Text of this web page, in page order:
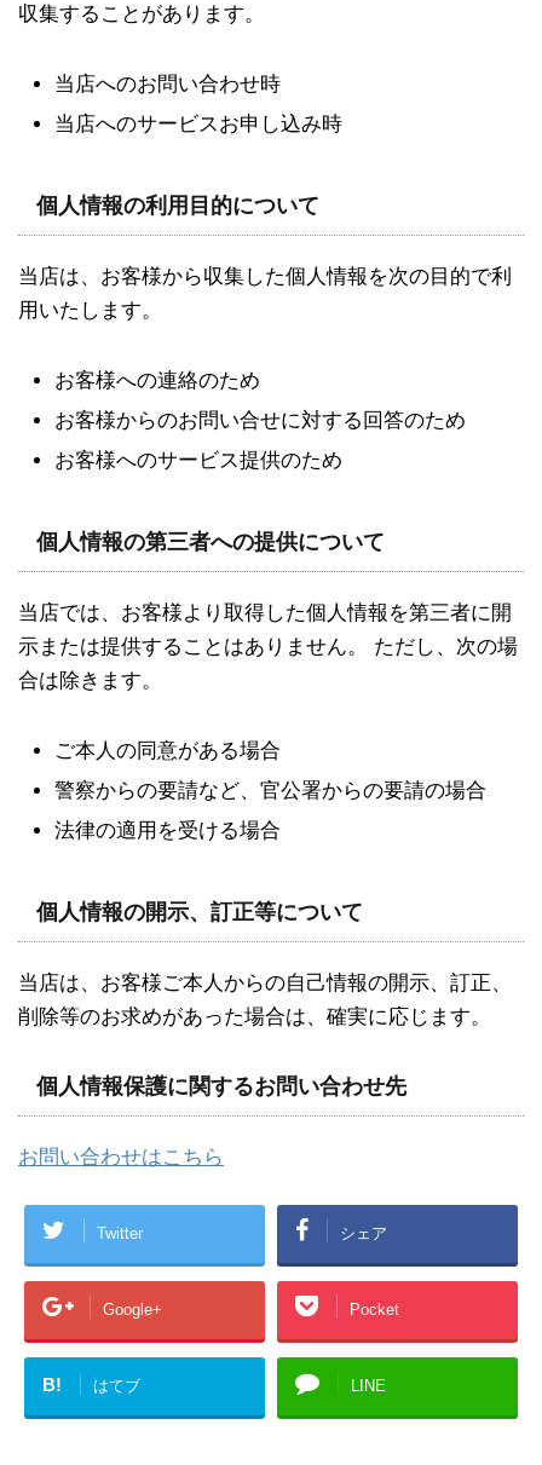
収集することがあります。
当店へのお問い合わせ時
当店へのサービスお申し込み時
個人情報の利用目的について
当店は、お客様から収集した個人情報を次の目的で利
用いたします。
お客様への連絡のため
お客様からのお問い合せに対する回答のため
お客様へのサービス提供のため
個人情報の第三者への提供について
当店では、お客様より取得した個人情報を第三者に開
示または提供することはありません。 ただし、次の場
合は除きます。
ご本人の同意がある場合
警察からの要請など、官公署からの要請の場合
法律の適用を受ける場合
個人情報の開示、訂正等について
当店は、お客様ご本人からの自己情報の開示、訂正、
削除等のお求めがあった場合は、確実に応じます。
個人情報保護に関するお問い合わせ先
お問い合わせはこちら
Twitter シェア
Google+ Pocket
B! はてブ LINE